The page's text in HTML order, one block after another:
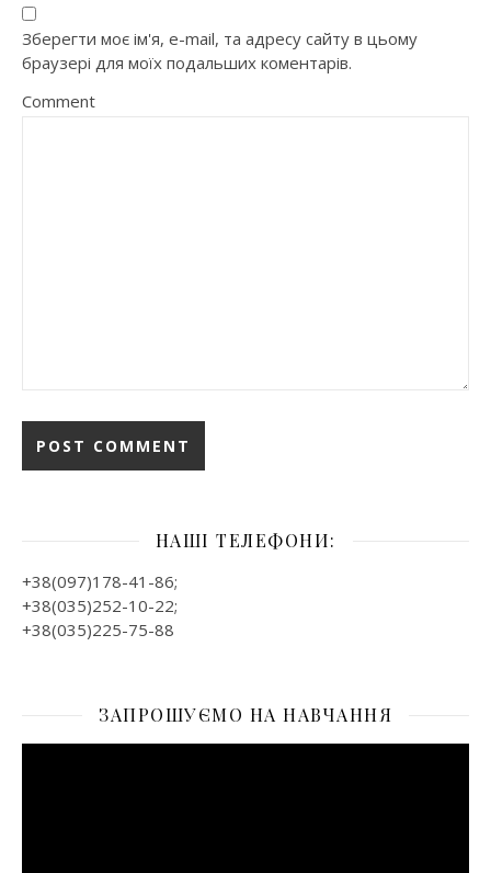
Зберегти моє ім'я, e-mail, та адресу сайту в цьому
браузері для моїх подальших коментарів.
Comment
НАШІ ТЕЛЕФОНИ:
+38(097)178-41-86;
+38(035)252-10-22;
+38(035)225-75-88
ЗАПРОШУЄМО НА НАВЧАННЯ
Відеопрогравач